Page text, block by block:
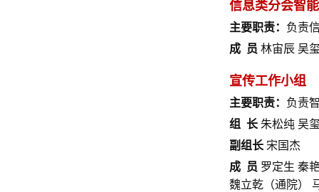
信息类分会智
主要职责： 负责
成 员 林宙辰 吴
宣传工作小组
主要职责： 负责
组 长 朱松纯 吴
副组长 宋国杰
成 员 罗定生 秦
魏立乾（通院）